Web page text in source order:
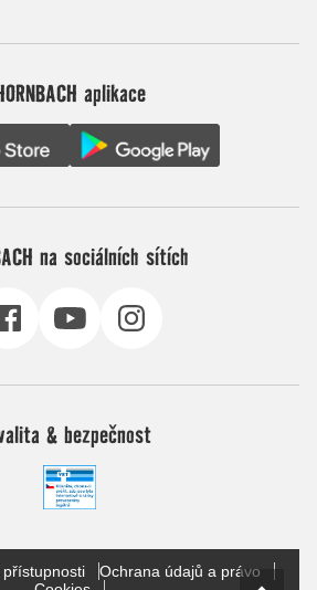
aplikace
na sociálních sítích
& bezpečnost
Ochrana údajů a právo